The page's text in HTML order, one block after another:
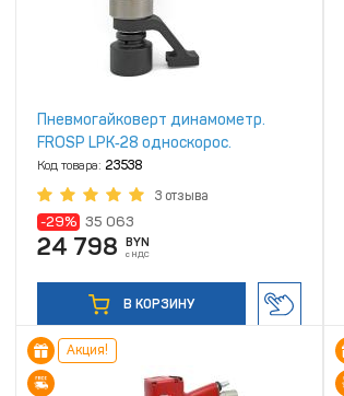
Пневмогайковерт динамометр.
FROSP LPK‑28 односкорос.
Код товара: 23538
3 отзыва
-29% 35 063
24 798 BYN
с НДС
В КОРЗИНУ
Акция!